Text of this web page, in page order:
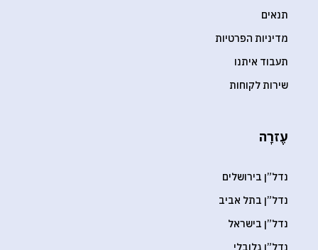
תנאים
מדיניות הפרטיות
תעבוד איתנו
שירות לקוחות
עֶזרָה
נדל”ן בירושלים
נדל”ן בתל אביב
נדל”ן בישראל
נדל”ן גלובלי